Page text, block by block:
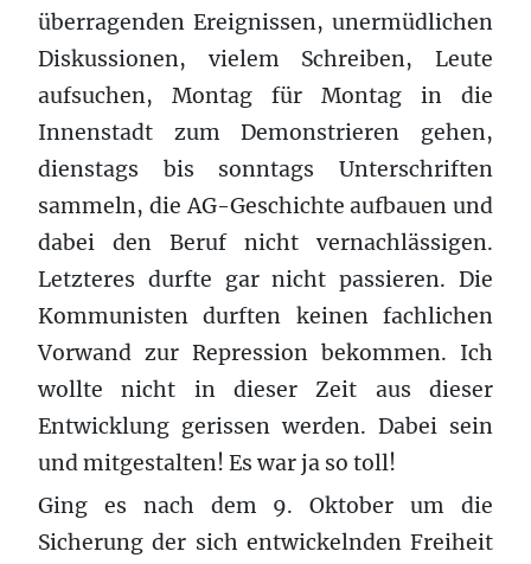
überragenden Ereignissen, unermüdlichen
Diskussionen, vielem Schreiben, Leute
aufsuchen, Montag für Montag in die
Innenstadt zum Demonstrieren gehen,
dienstags bis sonntags Unterschriften
sammeln, die AG-Geschichte aufbauen und
dabei den Beruf nicht vernachlässigen.
Letzteres durfte gar nicht passieren. Die
Kommunisten durften keinen fachlichen
Vorwand zur Repression bekommen. Ich
wollte nicht in dieser Zeit aus dieser
Entwicklung gerissen werden. Dabei sein
und mitgestalten! Es war ja so toll!
Ging es nach dem 9. Oktober um die
Sicherung der sich entwickelnden Freiheit